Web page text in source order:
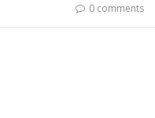
0 comments